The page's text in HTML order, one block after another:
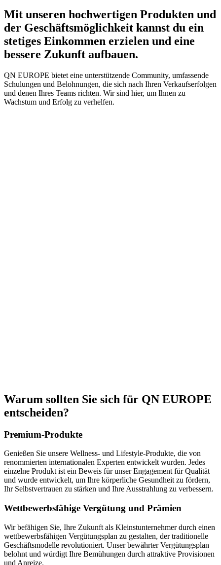
Mit unseren hochwertigen Produkten und
der Geschäftsmöglichkeit kannst du ein
stetiges Einkommen erzielen und eine
bessere Zukunft aufbauen.
QN EUROPE bietet eine unterstützende Community, umfassende
Schulungen und Belohnungen, die sich nach Ihren Verkaufserfolgen
und denen Ihres Teams richten. Wir sind hier, um Ihnen zu
Wachstum und Erfolg zu verhelfen.
Warum sollten Sie sich für QN EUROPE
entscheiden?
Premium-Produkte
Genießen Sie unsere Wellness- und Lifestyle-Produkte, die von
renommierten internationalen Experten entwickelt wurden. Jedes
einzelne Produkt ist ein Beweis für unser Engagement für Qualität
und wurde entwickelt, um Ihre körperliche Gesundheit zu fördern,
Ihr Selbstvertrauen zu stärken und Ihre Ausstrahlung zu verbessern.
Wettbewerbsfähige Vergütung und Prämien
Wir befähigen Sie, Ihre Zukunft als Kleinstunternehmer durch einen
wettbewerbsfähigen Vergütungsplan zu gestalten, der traditionelle
Geschäftsmodelle revolutioniert. Unser bewährter Vergütungsplan
belohnt und würdigt Ihre Bemühungen durch attraktive Provisionen
und Anreize.